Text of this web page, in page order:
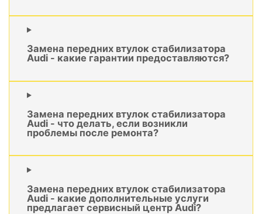
Замена передних втулок стабилизатора
Audi - какие гарантии предоставляются?
Замена передних втулок стабилизатора
Audi - что делать, если возникли
проблемы после ремонта?
Замена передних втулок стабилизатора
Audi - какие дополнительные услуги
предлагает сервисный центр Audi?